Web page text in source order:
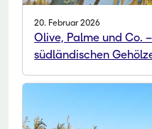
20. Februar 2026
Olive, Palme und Co.
südländischen